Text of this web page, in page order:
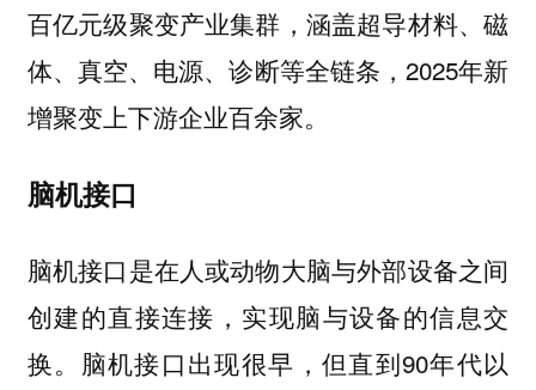
百亿元级聚变产业集群，涵盖超导材料、磁
体、真空、电源、诊断等全链条，2025年新
增聚变上下游企业百余家。
脑机接口
脑机接口是在人或动物大脑与外部设备之间
创建的直接连接，实现脑与设备的信息交
换。脑机接口出现很早，但直到90年代以